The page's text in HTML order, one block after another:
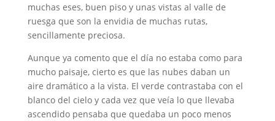
muchas eses, buen piso y unas vistas al valle de
ruesga que son la envidia de muchas rutas,
sencillamente preciosa.
Aunque ya comento que el día no estaba como para
mucho paisaje, cierto es que las nubes daban un
aire dramático a la vista. El verde contrastaba con el
blanco del cielo y cada vez que veía lo que llevaba
ascendido pensaba que quedaba un poco menos